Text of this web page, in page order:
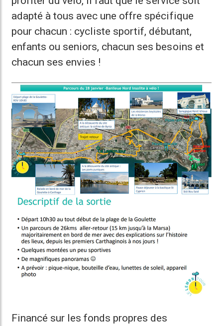
adapté à tous avec une offre spécifique
pour chacun : cycliste sportif, débutant,
enfants ou seniors, chacun ses besoins et
chacun ses envies !
Financé sur les fonds propres des